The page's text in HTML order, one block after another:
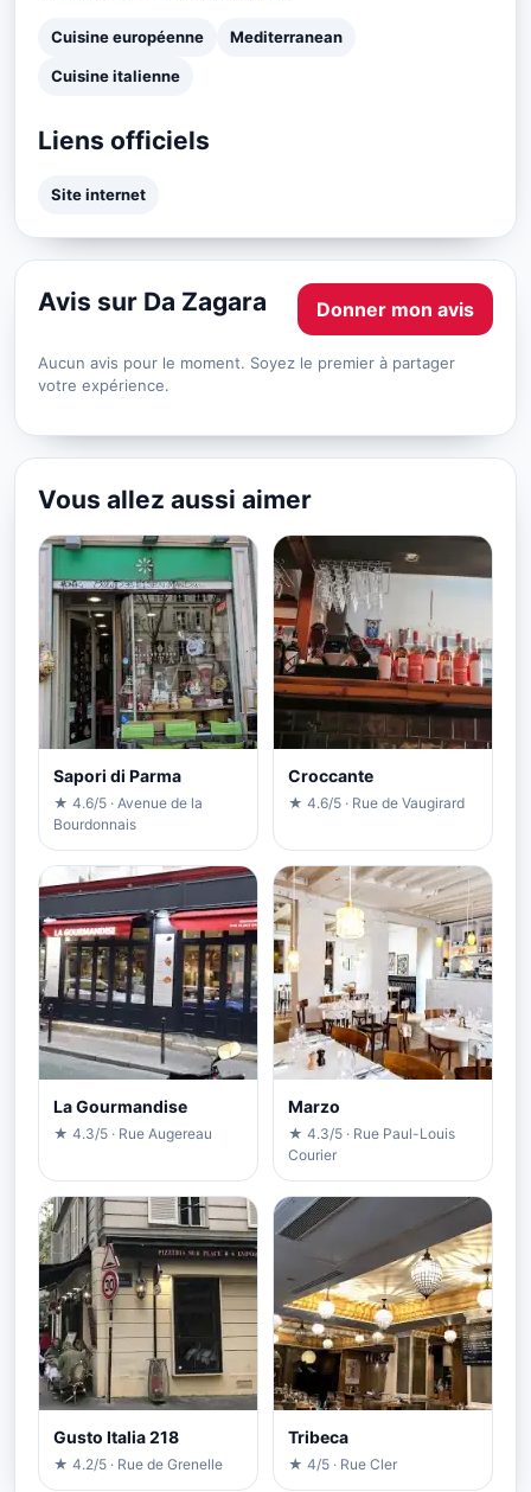
Cuisine européenne Mediterranean
Cuisine italienne
Liens officiels
Site internet
Avis sur Da Zagara Donner mon avis
Aucun avis pour le moment. Soyez le premier à partager
votre expérience.
Vous allez aussi aimer
Sapori di Parma
★ 4.6/5 · Avenue de la
Bourdonnais
Croccante
★ 4.6/5 · Rue de Vaugirard
La Gourmandise
★ 4.3/5 · Rue Augereau
Marzo
★ 4.3/5 · Rue Paul-Louis
Courier
Gusto Italia 218
★ 4.2/5 · Rue de Grenelle
Tribeca
★ 4/5 · Rue Cler